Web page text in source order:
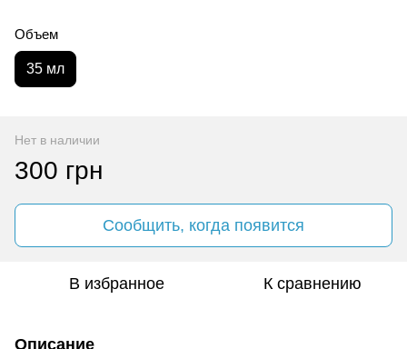
Объем
35 мл
Нет в наличии
300 грн
Сообщить, когда появится
В избранное К сравнению
Описание